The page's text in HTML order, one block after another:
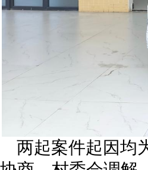
两起案件起因均